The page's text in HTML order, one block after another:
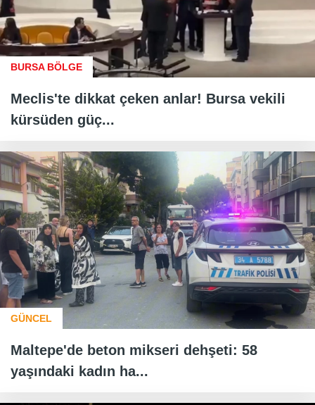
BURSA BÖLGE
Meclis'te dikkat çeken anlar! Bursa vekili
kürsüden güç...
GÜNCEL
Maltepe'de beton mikseri dehşeti: 58
yaşındaki kadın ha...